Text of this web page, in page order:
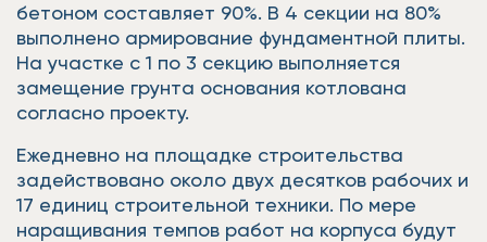
бетоном составляет 90%. В 4 секции на 80%
выполнено армирование фундаментной плиты.
На участке с 1 по 3 секцию выполняется
замещение грунта основания котлована
согласно проекту.
Ежедневно на площадке строительства
задействовано около двух десятков рабочих и
17 единиц строительной техники. По мере
наращивания темпов работ на корпуса будут